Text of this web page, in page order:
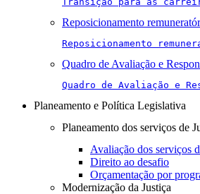
Reposicionamento
Reposicionamento
Quadro de Avaliação e
Quadro de Avaliação e
Planeamento e Política Legislativa
Planeamento dos serviços de
Avaliação dos serviços
Direito ao desafio
Orçamentação por
Modernização da Justiça